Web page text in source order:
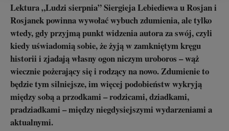
Lektura „Ludzi sierpnia” Siergieja Lebiediewa u Rosjan i
Rosjanek powinna wywołać wybuch zdumienia, ale tylko
wtedy, gdy przyjmą punkt widzenia autora za swój, czyli
kiedy uświadomią sobie, że żyją w zamkniętym kręgu
historii i zjadają własny ogon niczym uroboros – wąż
wiecznie pożerający się i rodzący na nowo. Zdumienie to
będzie tym silniejsze, im więcej podobieństw wykryją
między sobą a przodkami – rodzicami, dziadkami,
pradziadkami – między niegdysiejszymi wydarzeniami a
aktualnymi.